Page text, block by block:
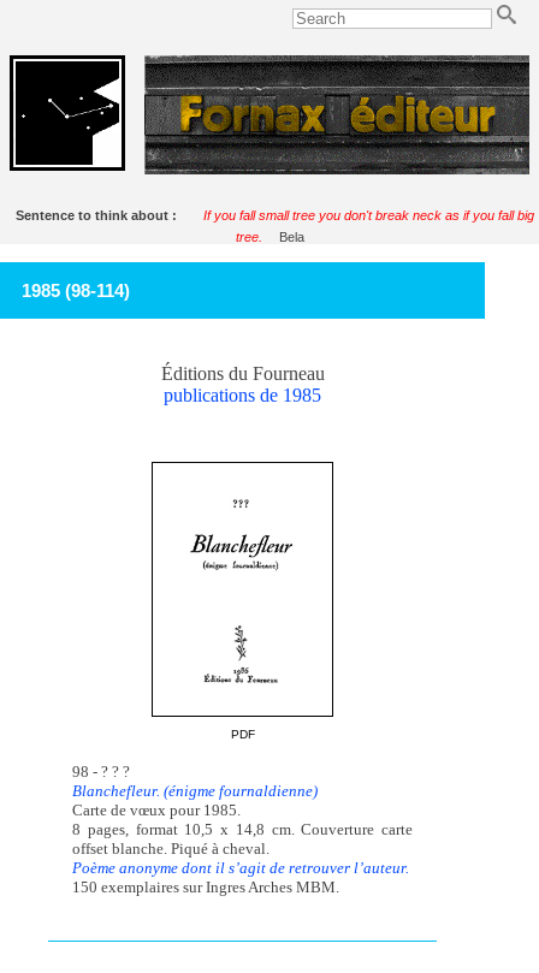
Sentence to think about :
If you fall small tree you don't break neck as if you fall big
tree.
Bela
1985 (98-114)
Éditions du Fourneau
publications de 1985
PDF
98 - ? ? ?
Blanchefleur. (énigme fournaldienne)
Carte de vœux pour 1985.
8 pages, format 10,5 x 14,8 cm. Couverture carte
offset blanche. Piqué à cheval.
Poème anonyme dont il s’agit de retrouver l’auteur.
150 exemplaires sur Ingres Arches MBM.